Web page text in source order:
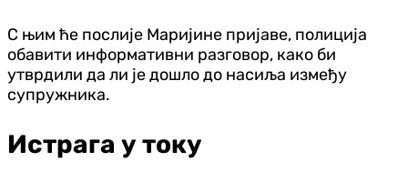
С њим ће послије Маријине пријаве, полиција
обавити информативни разговор, како би
утврдили да ли је дошло до насиља између
супружника.
Истрага у току